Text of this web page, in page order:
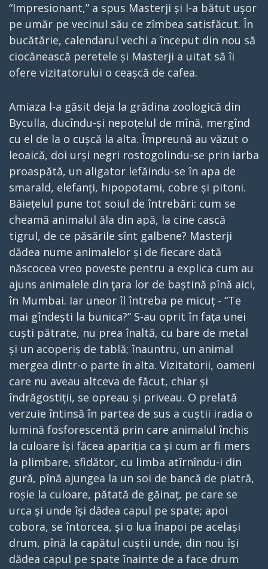
“Impresionant,” a spus Masterji și l-a bătut ușor
pe umăr pe vecinul său ce zîmbea satisfăcut. În
bucătărie, calendarul vechi a început din nou să
ciocănească peretele și Masterji a uitat să îi
ofere vizitatorului o ceașcă de cafea.
Amiaza l-a găsit deja la grădina zoologică din
Byculla, ducîndu-și nepoțelul de mînă, mergînd
cu el de la o cușcă la alta. Împreună au văzut o
leoaică, doi urși negri rostogolindu-se prin iarba
proaspătă, un aligator lefăindu-se în apa de
smarald, elefanți, hipopotami, cobre și pitoni.
Băiețelul pune tot soiul de întrebări: cum se
cheamă animalul ăla din apă, la cine cască
tigrul, de ce păsările sînt galbene? Masterji
dădea nume animalelor și de fiecare dată
născocea vreo poveste pentru a explica cum au
ajuns animalele din ţara lor de baștină pînă aici,
în Mumbai. Iar uneor îl întreba pe micuț - “Te
mai gîndești la bunica?” S-au oprit în fața unei
cuști pătrate, nu prea înaltă, cu bare de metal
și un acoperiș de tablă; înauntru, un animal
mergea dintr-o parte în alta. Vizitatorii, oameni
care nu aveau altceva de făcut, chiar și
îndrăgostiții, se opreau și priveau. O prelată
verzuie întinsă în partea de sus a cuștii iradia o
lumină fosforescentă prin care animalul închis
la culoare își făcea apariția ca și cum ar fi mers
la plimbare, sfidător, cu limba atîrnîndu-i din
gură, pînă ajungea la un soi de bancă de piatră,
roșie la culoare, pătată de găinaț, pe care se
urca și unde își dădea capul pe spate; apoi
cobora, se întorcea, și o lua înapoi pe același
drum, pînă la capătul cuștii unde, din nou își
dădea capul pe spate înainte de a face drum